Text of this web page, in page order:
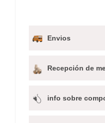
Envios
Recepción de
info sobre